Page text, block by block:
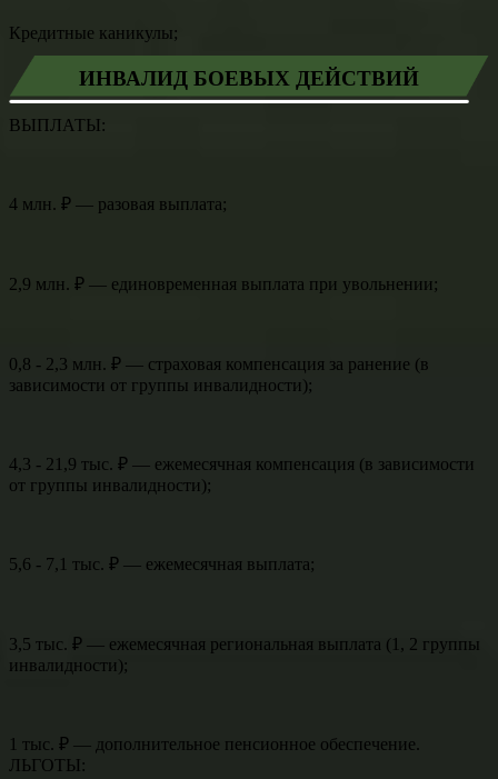
Кредитные каникулы;
ИНВАЛИД БОЕВЫХ ДЕЙСТВИЙ
ВЫПЛАТЫ:
4 млн. ₽ — разовая выплата;
2,9 млн. ₽ — единовременная выплата при увольнении;
0,8 - 2,3 млн. ₽ — страховая компенсация за ранение (в
зависимости от группы инвалидности);
4,3 - 21,9 тыс. ₽ — ежемесячная компенсация (в зависимости
от группы инвалидности);
5,6 - 7,1 тыс. ₽ — ежемесячная выплата;
3,5 тыс. ₽ — ежемесячная региональная выплата (1, 2 группы
инвалидности);
1 тыс. ₽ — дополнительное пенсионное обеспечение.
ЛЬГОТЫ: